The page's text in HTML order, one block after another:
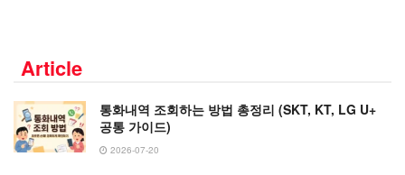
Article
통화내역 조회하는 방법 총정리 (SKT, KT, LG U+
공통 가이드)
2026-07-20